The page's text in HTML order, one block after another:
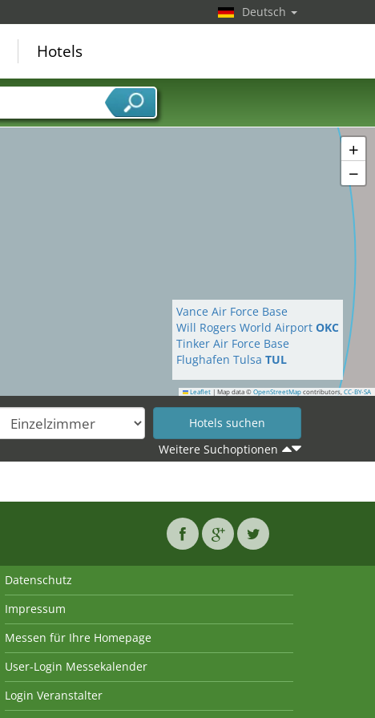
+
−
Leaflet | Map data © OpenStreetMap contributors, CC-BY-SA
Vance Air Force Base
Will Rogers World Airport OKC
Tinker Air Force Base
Flughafen Tulsa TUL
Weitere Suchoptionen
Deutsch
Hotels
Datenschutz
Impressum
Messen für Ihre Homepage
User-Login Messekalender
Login Veranstalter